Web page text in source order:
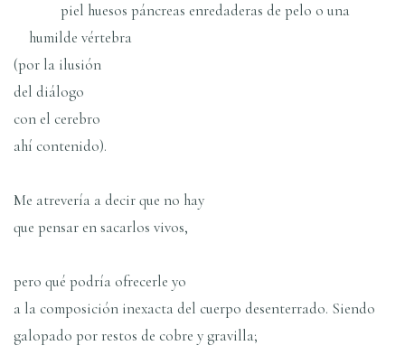
piel huesos páncreas enredaderas de pelo o una
humilde vértebra
(por la ilusión
del diálogo
con el cerebro
ahí­ contenido).
Me atreverí­a a decir que no hay
que pensar en sacarlos vivos,
pero qué podrí­a ofrecerle yo
a la composición inexacta del cuerpo desenterrado. Siendo
galopado por restos de cobre y gravilla;